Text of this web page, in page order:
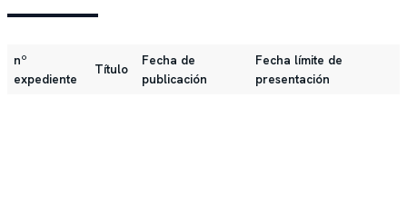
nº
expediente
Título
Fecha de
publicación
Fecha límite de
presentación